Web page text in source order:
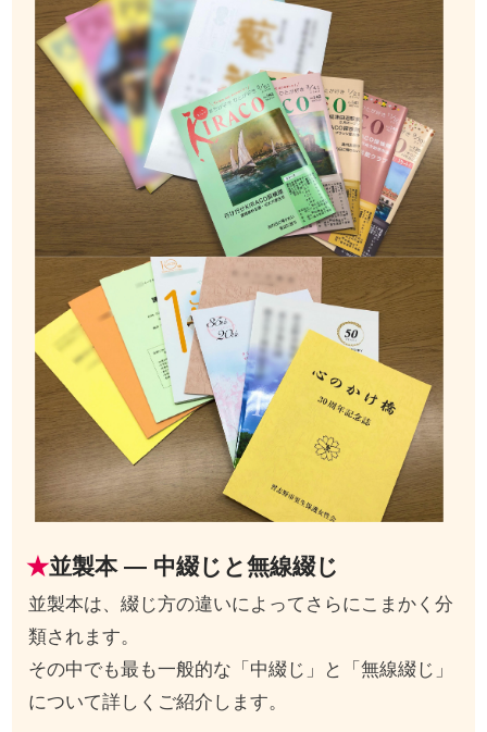
並製本 ― 中綴じと無線綴じ
並製本は、綴じ方の違いによってさらにこまかく分
類されます。
その中でも最も一般的な「中綴じ」と「無線綴じ」
について詳しくご紹介します。